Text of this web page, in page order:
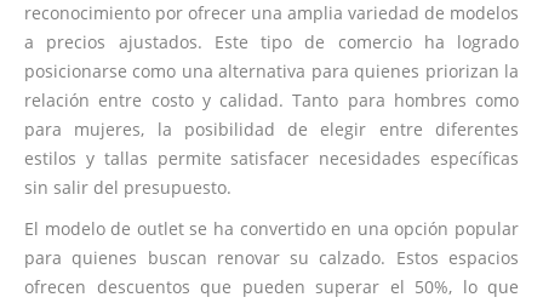
reconocimiento por ofrecer una amplia variedad de modelos
a precios ajustados. Este tipo de comercio ha logrado
posicionarse como una alternativa para quienes priorizan la
relación entre costo y calidad. Tanto para hombres como
para mujeres, la posibilidad de elegir entre diferentes
estilos y tallas permite satisfacer necesidades específicas
sin salir del presupuesto.
El modelo de outlet se ha convertido en una opción popular
para quienes buscan renovar su calzado. Estos espacios
ofrecen descuentos que pueden superar el 50%, lo que